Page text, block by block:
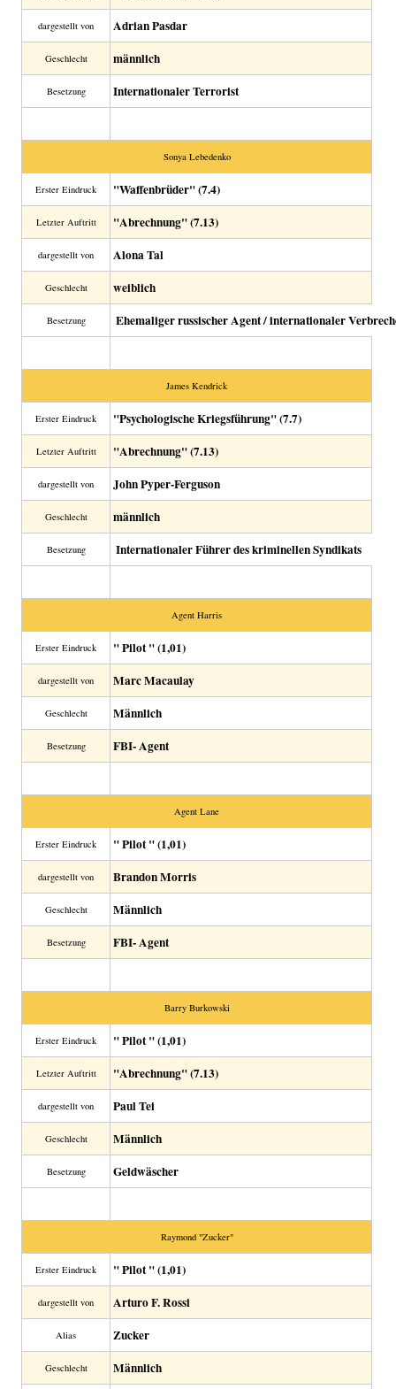
dargestellt von Adrian Pasdar
Geschlecht männlich
Besetzung Internationaler Terrorist
Sonya Lebedenko
Erster Eindruck "Waffenbrüder" (7.4)
Letzter Auftritt "Abrechnung" (7.13)
dargestellt von Alona Tal
Geschlecht weiblich
Besetzung Ehemaliger russischer Agent / internationaler
James Kendrick
Erster Eindruck "Psychologische Kriegsführung" (7.7)
Letzter Auftritt "Abrechnung" (7.13)
dargestellt von John Pyper-Ferguson
Geschlecht männlich
Besetzung Internationaler Führer des kriminellen Syndikats
Agent Harris
Erster Eindruck " Pilot " (1,01)
dargestellt von Marc Macaulay
Geschlecht Männlich
Besetzung FBI- Agent
Agent Lane
Erster Eindruck " Pilot " (1,01)
dargestellt von Brandon Morris
Geschlecht Männlich
Besetzung FBI- Agent
Barry Burkowski
Erster Eindruck " Pilot " (1,01)
Letzter Auftritt "Abrechnung" (7.13)
dargestellt von Paul Tei
Geschlecht Männlich
Besetzung Geldwäscher
Raymond "Zucker"
Erster Eindruck " Pilot " (1,01)
dargestellt von Arturo F. Rossi
Alias Zucker
Geschlecht Männlich